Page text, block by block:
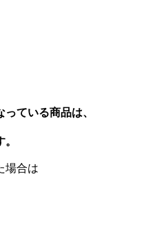
ている商品は、
合は